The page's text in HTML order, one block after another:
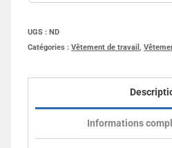
UGS : ND
Catégories : Vêtement de travail
Informations